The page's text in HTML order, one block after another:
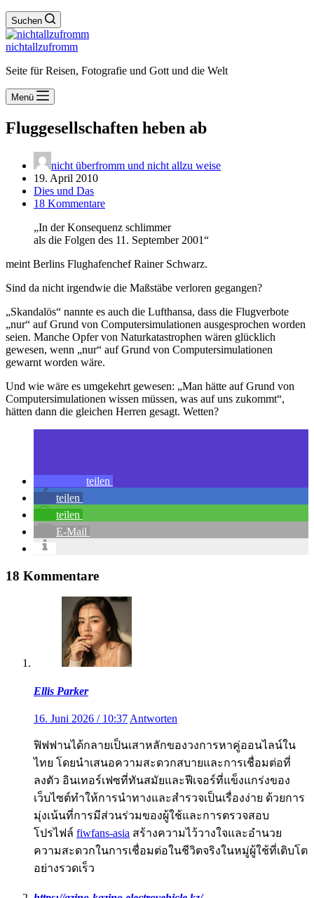
Suchen
nichtallzufromm
Seite für Reisen, Fotografie und Gott und die Welt
Menü
Fluggesellschaften heben ab
nicht überfromm und nicht allzu weise
19. April 2010
Dies und Das
18 Kommentare
„In der Konsequenz schlimmer
als die Folgen des 11. September 2001“
meint Berlins Flughafenchef Rainer Schwarz.
Sind da nicht irgendwie die Maßstäbe verloren gegangen?
„Skandalös“ nannte es auch die Lufthansa, dass die Flugverbote
„nur“ auf Grund von Computersimulationen ausgesprochen worden
seien. Manche Opfer von Naturkatastrophen wären glücklich
gewesen, wenn „nur“ auf Grund von Computersimulationen
gewarnt worden wäre.
Und wie wäre es umgekehrt gewesen: „Man hätte auf Grund von
Computersimulationen wissen müssen, was auf uns zukommt“,
hätten dann die gleichen Herren gesagt. Wetten?
teilen
teilen
teilen
E-Mail
18 Kommentare
Ellis Parker
16. Juni 2026 / 10:37 Antworten
ฟิฟฟานได้กลายเป็นเสาหลักของวงการหาคู่ออนไลน์ใน
ไทย โดยนำเสนอความสะดวกสบายและการเชื่อมต่อที่
ลงตัว อินเทอร์เฟซที่ทันสมัยและฟีเจอร์ที่แข็งแกร่งของ
เว็บไซต์ทำให้การนำทางและสำรวจเป็นเรื่องง่าย ด้วยการ
มุ่งเน้นที่การมีส่วนร่วมของผู้ใช้และการตรวจสอบ
โปรไฟล์ fiwfans-asia สร้างความไว้วางใจและอำนวย
ความสะดวกในการเชื่อมต่อในชีวิตจริงในหมู่ผู้ใช้ที่เติบโต
อย่างรวดเร็ว